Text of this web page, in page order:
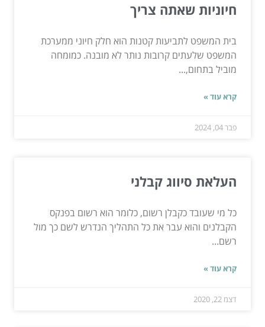
חיוניות שאתה צריך
בית המשפט לתביעות קטנות הוא חלק חיוני ממערכת
המשפט שלעתים קרובות נותר לא מובנה. כמומחה
מוביל בתחום,...
קרא עוד »
פבר 04, 2024
העלאת סיווג קבלני
כל מי שעובד כקבלן רשום, כלומר הוא רשום בפנקס
הקבלנים והוא עבר את כל התהליך הנדרש לשם כך מול
רשם...
קרא עוד »
דצמ 22, 2020